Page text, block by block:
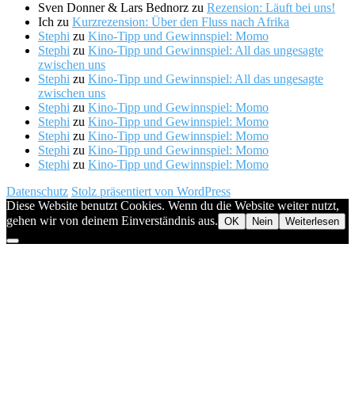
Sven Donner & Lars Bednorz zu Rezension: Läuft bei uns!
Ich zu Kurzrezension: Über den Fluss nach Afrika
Stephi zu Kino-Tipp und Gewinnspiel: Momo
Stephi zu Kino-Tipp und Gewinnspiel: All das ungesagte
zwischen uns
Stephi zu Kino-Tipp und Gewinnspiel: All das ungesagte
zwischen uns
Stephi zu Kino-Tipp und Gewinnspiel: Momo
Stephi zu Kino-Tipp und Gewinnspiel: Momo
Stephi zu Kino-Tipp und Gewinnspiel: Momo
Stephi zu Kino-Tipp und Gewinnspiel: Momo
Stephi zu Kino-Tipp und Gewinnspiel: Momo
Datenschutz Stolz präsentiert von WordPress
Diese Website benutzt Cookies. Wenn du die Website weiter nutzt,
gehen wir von deinem Einverständnis aus. OK Nein Weiterlesen